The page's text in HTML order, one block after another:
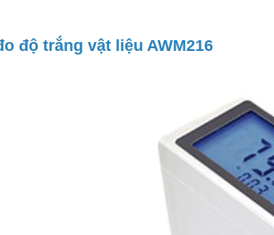
độ trắng vật liệu AWM216